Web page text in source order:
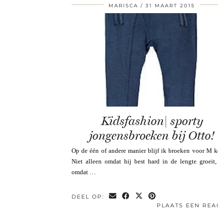
MARISCA 31 MAART 2015
Kidsfashion| sporty
jongensbroeken bij Otto!
Op de één of andere manier blijf ik broeken voor M
Niet alleen omdat hij best hard in de lengte groeit,
omdat …
DEEL OP:
PLAATS EEN